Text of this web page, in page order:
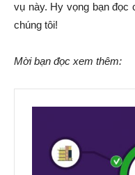
vụ này. Hy vọng bạn
chúng tôi!
Mời bạn đọc xem thêm: